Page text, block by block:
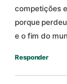
competições
porque
e o fim do
Responder